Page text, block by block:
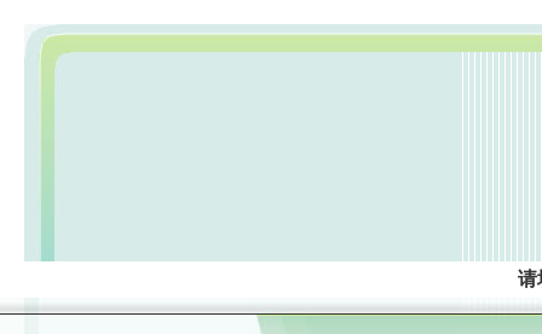
请